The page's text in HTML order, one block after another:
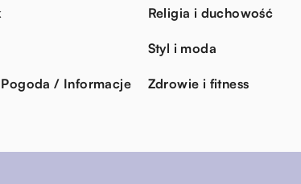
Religia i duchowość
Styl i moda
/ Informacje Zdrowie i fitness